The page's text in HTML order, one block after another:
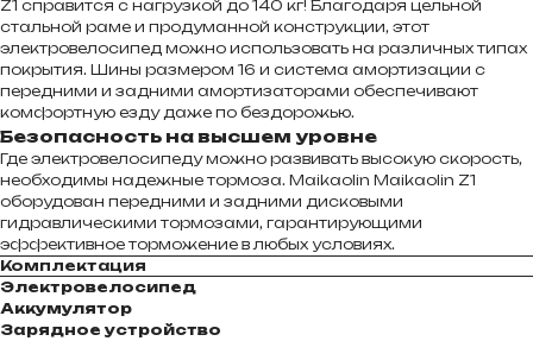
Z1 справится с нагрузкой до 140 кг! Благодаря цельной
стальной раме и продуманной конструкции, этот
электровелосипед можно использовать на различных типах
покрытия. Шины размером 16 и система амортизации с
передними и задними амортизаторами обеспечивают
комфортную езду даже по бездорожью.
Безопасность на высшем уровне
Где электровелосипеду можно развивать высокую скорость,
необходимы надежные тормоза. Maikaolin Maikaolin Z1
оборудован передними и задними дисковыми
гидравлическими тормозами, гарантирующими
эффективное торможение в любых условиях.
Комплектация
Электровелосипед
Аккумулятор
Зарядное устройство